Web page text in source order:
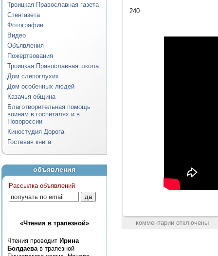
Троицкая Православная газета
Стенгазета
Фотографии
Видео
Объявления
Пожертвования
Троицкая Православная школа
Дом слепоглухих
Дом особенных людей
Казачья община
Благотворительная помощь
воинам в госпиталях и в
Новороссии
Киностудия Дорога
Гостевая книга
объявления
Рассылка объявлений
«Чтения в трапезной»
Чтения проводит Ирина
Болдаева в трапезной
240
комментарии отключены